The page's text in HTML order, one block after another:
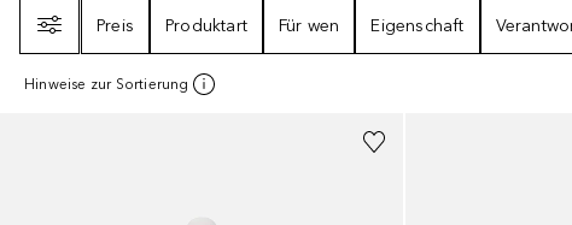
Preis
Produktart Für wen Eigenschaft
Hinweise zur Sortierung